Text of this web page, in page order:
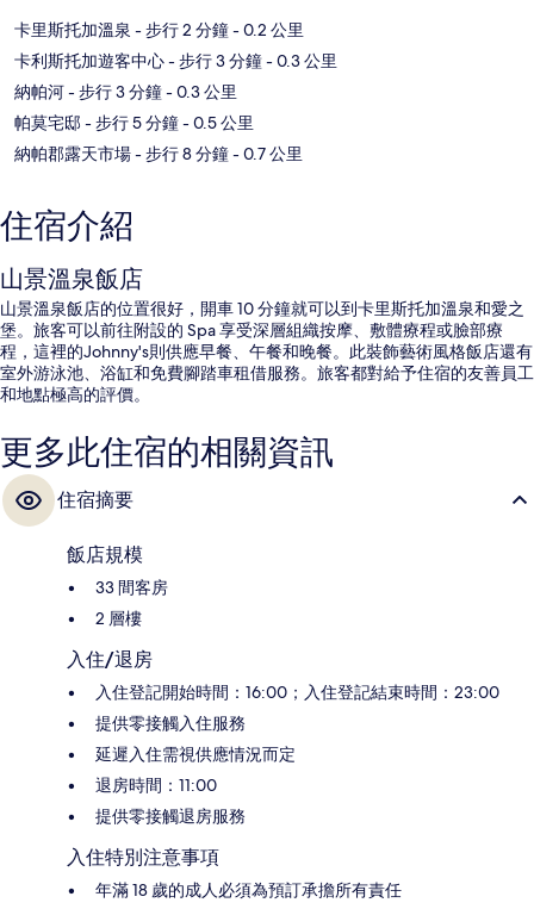
卡里斯托加溫泉 - 步行 2 分鐘- 0.2 公里
卡利斯托加遊客中心- 步行 3 分鐘- 0.3 公里
納帕河- 步行 3 分鐘- 0.3 公里
帕莫宅邸 - 步行 5 分鐘- 0.5 公里
納帕郡露天市場- 步行 8 分鐘- 0.7 公里
住宿介紹
山景溫泉飯店
山景溫泉飯店的位置很好，開車 10 分鐘就可以到卡里斯托加溫泉和愛之
堡。旅客可以前往附設的 Spa 享受深層組織按摩、敷體療程或臉部療
程，這裡的Johnny's則供應早餐、午餐和晚餐。此裝飾藝術風格飯店還有
室外游泳池、浴缸和免費腳踏車租借服務。旅客都對給予住宿的友善員工
和地點極高的評價。
更多此住宿的相關資訊
住宿摘要
飯店規模
33 間客房
2 層樓
入住/退房
入住登記開始時間：16:00；入住登記結束時間：23:00
提供零接觸入住服務
延遲入住需視供應情況而定
退房時間：11:00
提供零接觸退房服務
入住特別注意事項
年滿 18 歲的成人必須為預訂承擔所有責任